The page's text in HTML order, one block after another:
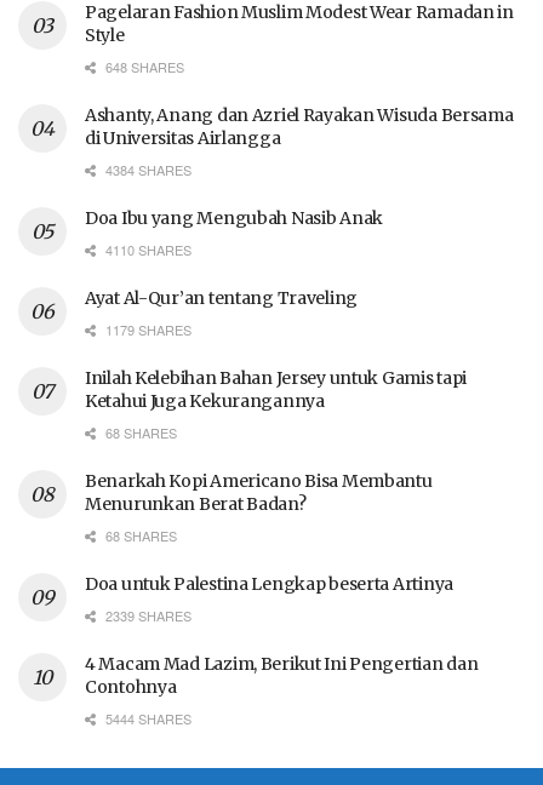
Pagelaran Fashion Muslim Modest Wear Ramadan in
Style
648 SHARES
Ashanty, Anang dan Azriel Rayakan Wisuda Bersama
di Universitas Airlangga
4384 SHARES
Doa Ibu yang Mengubah Nasib Anak
4110 SHARES
Ayat Al-Qur’an tentang Traveling
1179 SHARES
Inilah Kelebihan Bahan Jersey untuk Gamis tapi
Ketahui Juga Kekurangannya
68 SHARES
Benarkah Kopi Americano Bisa Membantu
Menurunkan Berat Badan?
68 SHARES
Doa untuk Palestina Lengkap beserta Artinya
2339 SHARES
4 Macam Mad Lazim, Berikut Ini Pengertian dan
Contohnya
5444 SHARES